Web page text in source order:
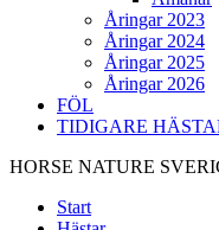
Åringar 2023
Åringar 2024
Åringar 2025
Åringar 2026
FÖL
TIDIGARE
HORSE NATURE
Start